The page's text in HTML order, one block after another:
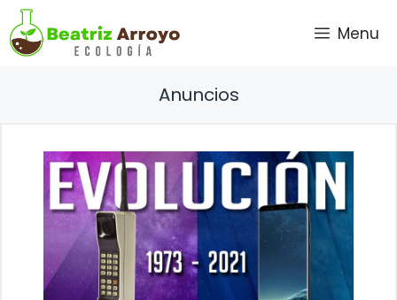
Saltar
al
contenido
Menu
Anuncios